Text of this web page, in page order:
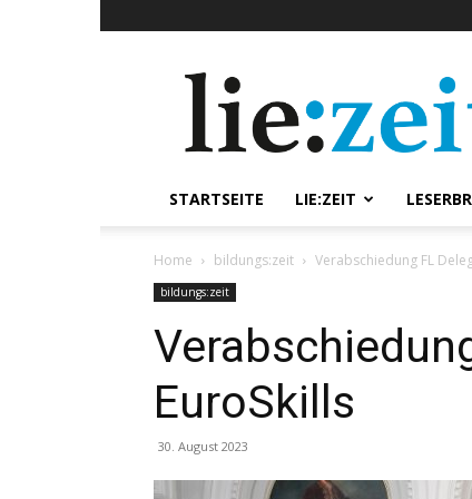
STARTSEITE LIE:ZEIT
Home bildungs:zeit Verabschiedung FL
bildungs:zeit
EuroSkills
30. August 2023